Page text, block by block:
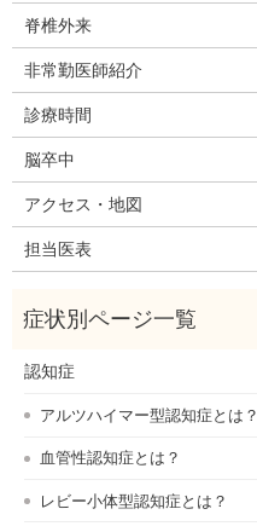
脊椎外来
非常勤医師紹介
診療時間
脳卒中
アクセス・地図
担当医表
認知症
アルツハイマー型認知症とは？
血管性認知症とは？
レビー小体型認知症とは？